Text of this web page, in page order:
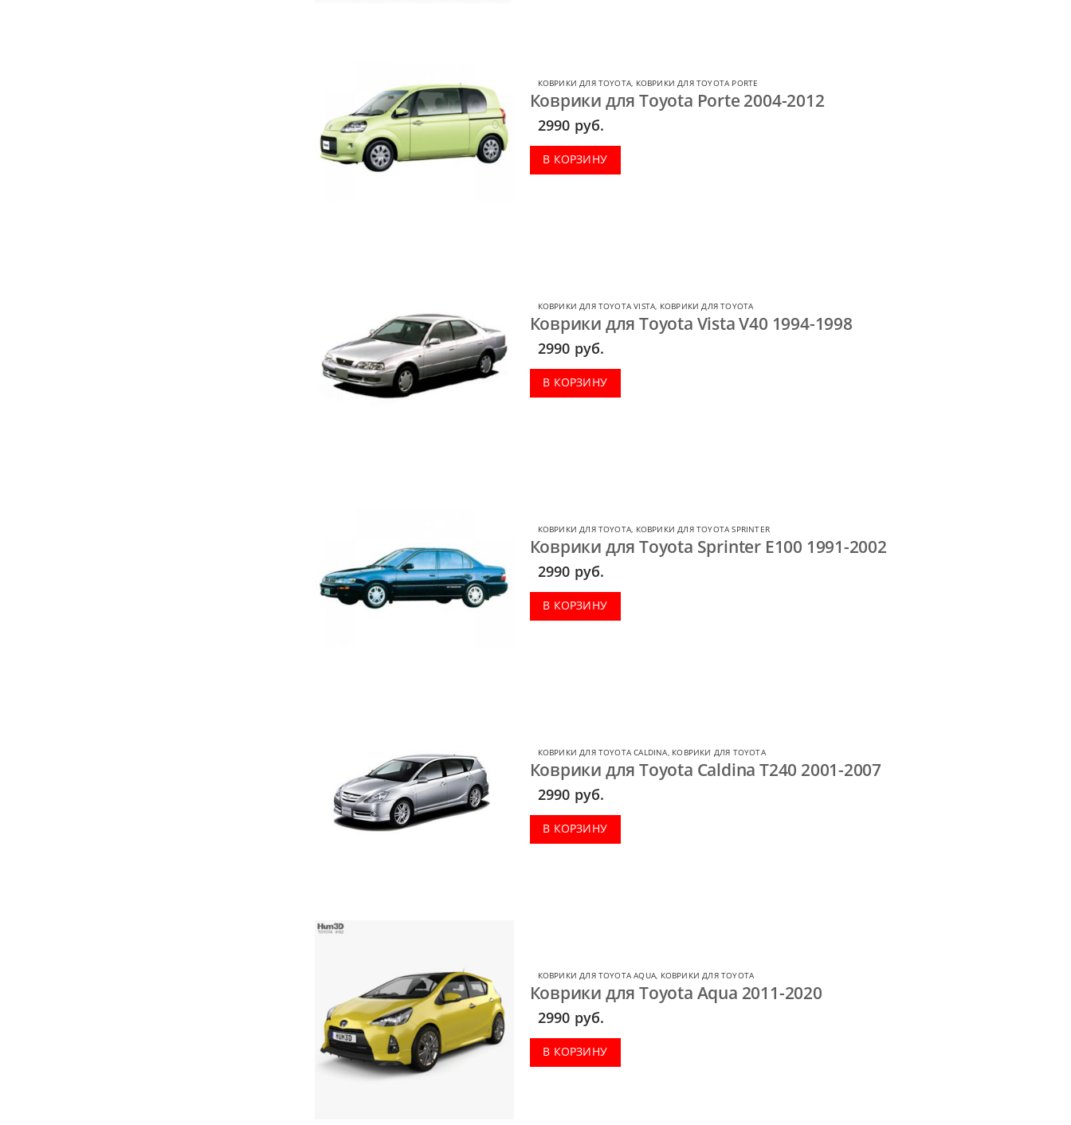
КОВРИКИ ДЛЯ TOYOTA, КОВРИКИ ДЛЯ TOYOTA PORTE
Коврики для Toyota Porte 2004-2012
2990 руб.
В КОРЗИНУ
КОВРИКИ ДЛЯ TOYOTA VISTA, КОВРИКИ ДЛЯ TOYOTA
Коврики для Toyota Vista V40 1994-1998
2990 руб.
В КОРЗИНУ
КОВРИКИ ДЛЯ TOYOTA, КОВРИКИ ДЛЯ TOYOTA SPRINTER
Коврики для Toyota Sprinter E100 1991-2002
2990 руб.
В КОРЗИНУ
КОВРИКИ ДЛЯ TOYOTA CALDINA, КОВРИКИ ДЛЯ TOYOTA
Коврики для Toyota Caldina T240 2001-2007
2990 руб.
В КОРЗИНУ
КОВРИКИ ДЛЯ TOYOTA AQUA, КОВРИКИ ДЛЯ TOYOTA
Коврики для Toyota Aqua 2011-2020
2990 руб.
В КОРЗИНУ